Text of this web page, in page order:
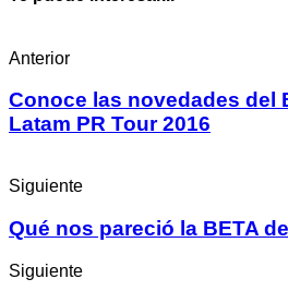
Anterior
Conoce las novedades del
Latam PR Tour 2016
Siguiente
Qué nos pareció la BETA
Siguiente